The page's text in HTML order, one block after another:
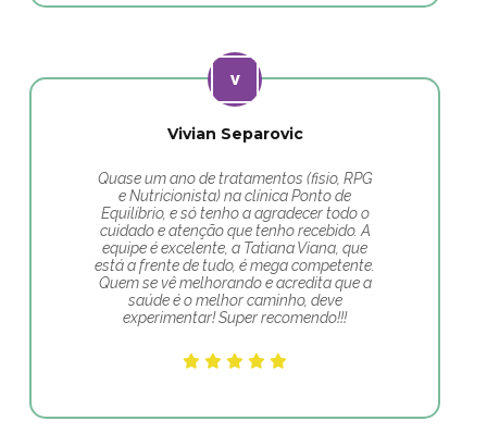
Vivian Separovic
Quase um ano de tratamentos (fisio, RPG
e Nutricionista) na clínica Ponto de
Equilíbrio, e só tenho a agradecer todo o
cuidado e atenção que tenho recebido. A
equipe é excelente, a Tatiana Viana, que
está a frente de tudo, é mega competente.
Quem se vê melhorando e acredita que a
saúde é o melhor caminho, deve
experimentar! Super recomendo!!!